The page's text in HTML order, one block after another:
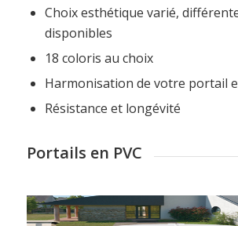
Choix esthétique varié,
disponibles
18 coloris au choix
Harmonisation de votre portail
Résistance et longévité
Portails en PVC